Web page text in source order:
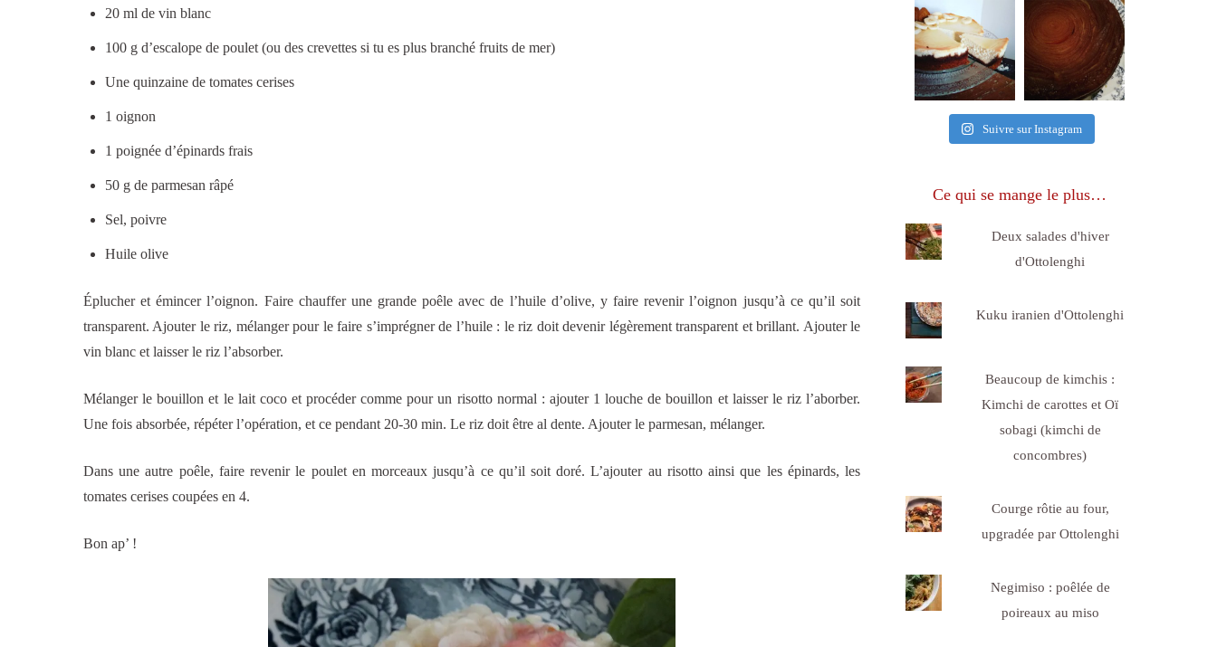
20 ml de vin blanc
100 g d’escalope de poulet (ou des crevettes si tu es plus branché fruits de mer)
Une quinzaine de tomates cerises
1 oignon
1 poignée d’épinards frais
50 g de parmesan râpé
Sel, poivre
Huile olive
Éplucher et émincer l’oignon. Faire chauffer une grande poêle avec de l’huile d’olive, y faire revenir l’oignon jusqu’à ce qu’il soit
transparent. Ajouter le riz, mélanger pour le faire s’imprégner de l’huile : le riz doit devenir légèrement transparent et brillant. Ajouter le
vin blanc et laisser le riz l’absorber.
Mélanger le bouillon et le lait coco et procéder comme pour un risotto normal : ajouter 1 louche de bouillon et laisser le riz l’aborber.
Une fois absorbée, répéter l’opération, et ce pendant 20-30 min. Le riz doit être al dente. Ajouter le parmesan, mélanger.
Dans une autre poêle, faire revenir le poulet en morceaux jusqu’à ce qu’il soit doré. L’ajouter au risotto ainsi que les épinards, les
tomates cerises coupées en 4.
Bon ap’ !
Suivre sur Instagram
Ce qui se mange le plus…
Deux salades d'hiver
d'Ottolenghi
Kuku iranien d'Ottolenghi
Beaucoup de kimchis :
Kimchi de carottes et Oï
sobagi (kimchi de
concombres)
Courge rôtie au four,
upgradée par Ottolenghi
Negimiso : poêlée de
poireaux au miso